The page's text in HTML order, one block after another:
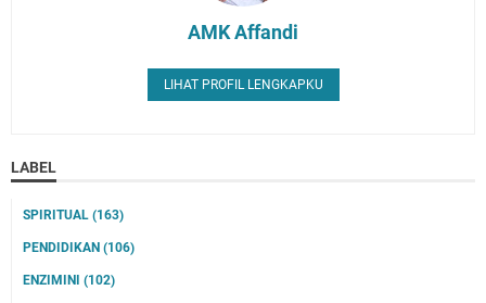
AMK Affandi
LIHAT PROFIL LENGKAPKU
LABEL
SPIRITUAL (163)
PENDIDIKAN (106)
ENZIMINI (102)